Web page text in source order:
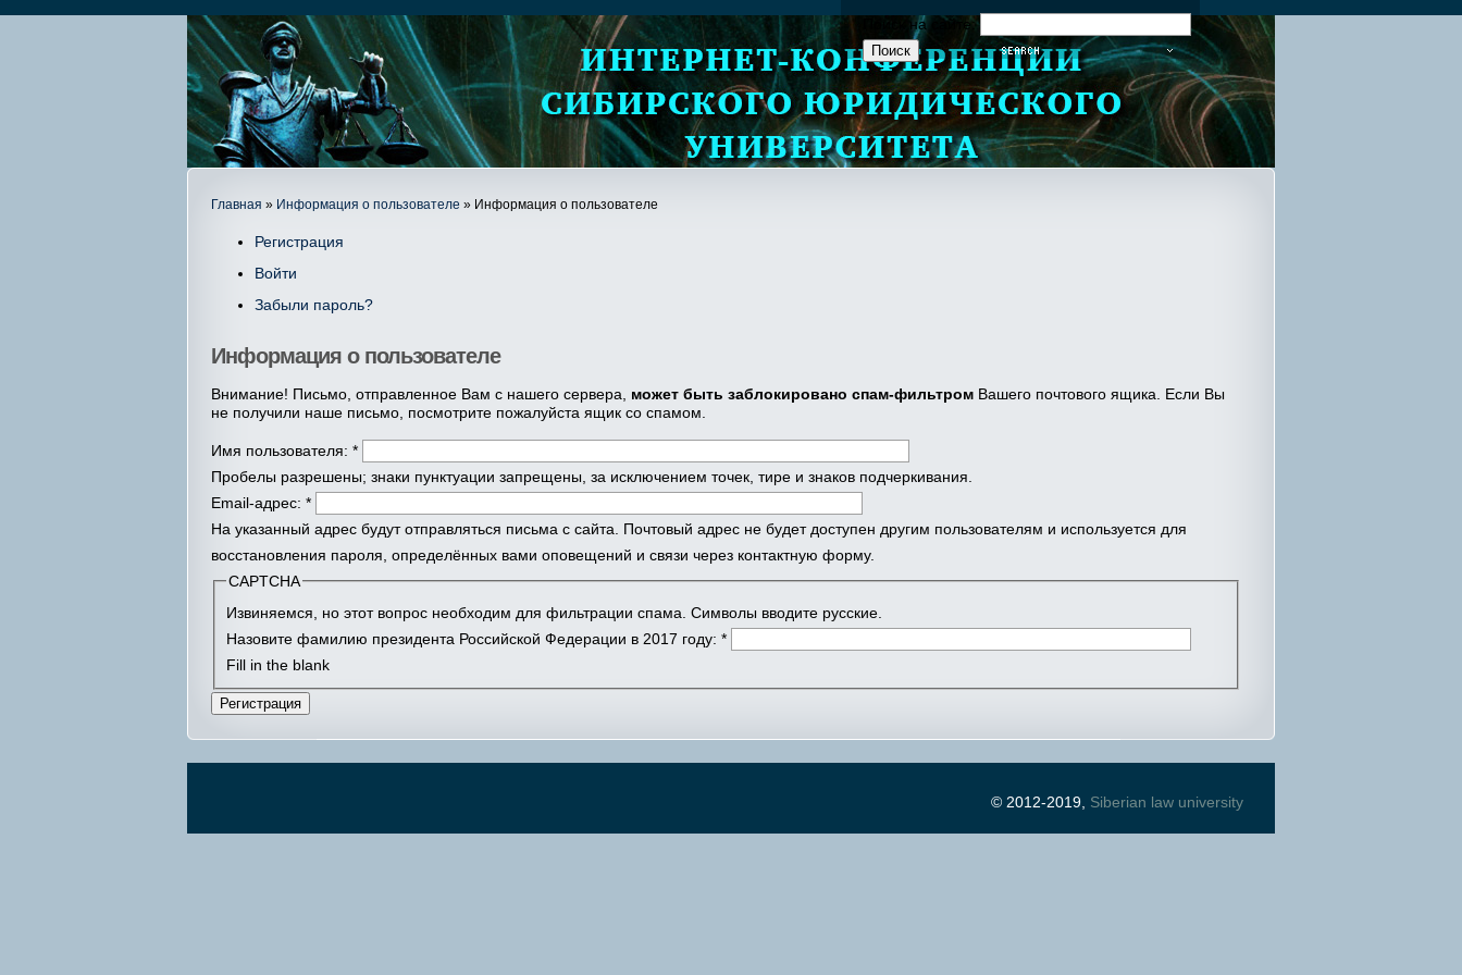
Поиск на сайте:
Главная » Информация о пользователе » Информация о пользователе
Регистрация
Войти
Забыли пароль?
Информация о пользователе
Внимание! Письмо, отправленное Вам с нашего сервера, может быть заблокировано спам-фильтромВашего почтового ящика. Если Вы
не получили наше письмо, посмотрите пожалуйста ящик со спамом.
Имя пользователя: *
Пробелы разрешены; знаки пунктуации запрещены, за исключением точек, тире и знаков подчеркивания.
Email-адрес: *
На указанный адрес будут отправляться письма с сайта. Почтовый адрес не будет доступен другим пользователям и используется для
восстановления пароля, определённых вами оповещений и связи через контактную форму.
CAPTCHA
Извиняемся, но этот вопрос необходим для фильтрации спама. Символы вводите русские.
Назовите фамилию президента Российской Федерации в 2017 году:*
Fill in the blank
© 2012-2019, Siberian law university